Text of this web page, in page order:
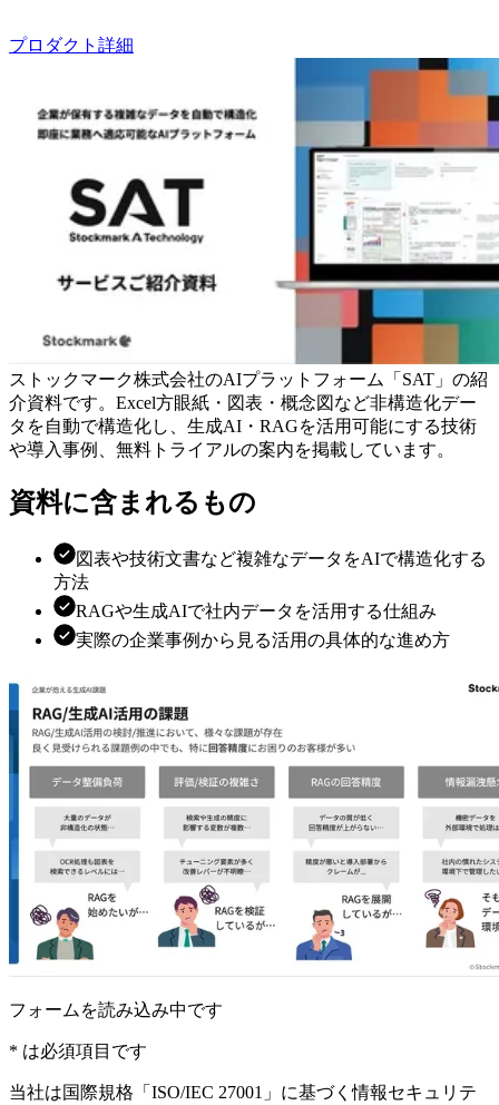
プロダクト詳細
ストックマーク株式会社のAIプラットフォーム「SAT」の紹
介資料です。Excel方眼紙・図表・概念図など非構造化デー
タを自動で構造化し、生成AI・RAGを活用可能にする技術
や導入事例、無料トライアルの案内を掲載しています。
資料に含まれるもの
図表や技術文書など複雑なデータをAIで構造化する
方法
RAGや生成AIで社内データを活用する仕組み
実際の企業事例から見る活用の具体的な進め方
フォームを読み込み中です
* は必須項目です
当社は国際規格「ISO/IEC 27001」に基づく情報セキュリテ